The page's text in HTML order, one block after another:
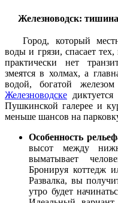
Железноводск:
Город, который
воды и грязи, спасает
практически нет
змеятся в холмах, а
водой, богатой
Железноводске
Пушкинской галерее и
меньше шансов на
Особенность
высот между
выматывает
Бронируя коттедж
Развалка, вы
утро будет